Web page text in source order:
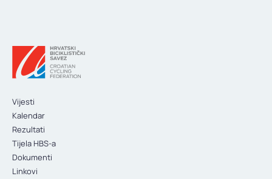
Vijesti
Kalendar
Rezultati
Tijela HBS-a
Dokumenti
Linkovi